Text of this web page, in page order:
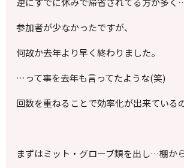
参加者が少なかったですが、
何故か去年より早く終わりました。
…って事を去年も言ってたような(笑)
回数を重ねることで効率化が出来ている
まずはミット・グローブ類を出し…棚か